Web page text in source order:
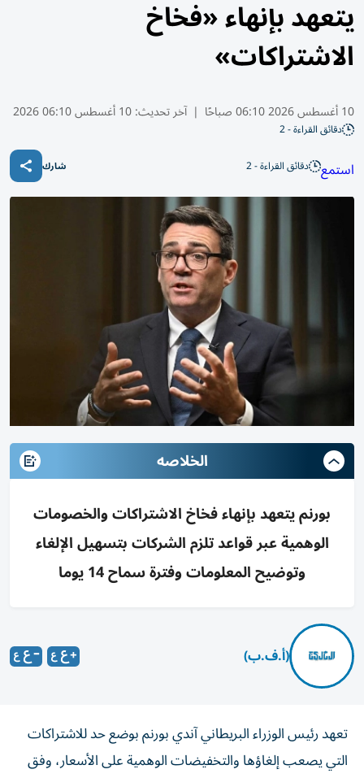
يتعهد بإنهاء «فخاخ
الاشتراكات»
10 أغسطس 2026 06:10 صباحًا | آخر تحديث:10 أغسطس 06:10 2026
دقائق القراءة - 2
استمع دقائق القراءة - 2 شارك
الخلاصه
بورنم يتعهد بإنهاء فخاخ الاشتراكات والخصومات
الوهمية عبر قواعد تلزم الشركات بتسهيل الإلغاء
وتوضيح المعلومات وفترة سماح 14 يوما
(أ.ف.ب)
تعهد رئيس الوزراء البريطاني آندي بورنم بوضع حد للاشتراكات
التي يصعب إلغاؤها والتخفيضات الوهمية على الأسعار، وفق